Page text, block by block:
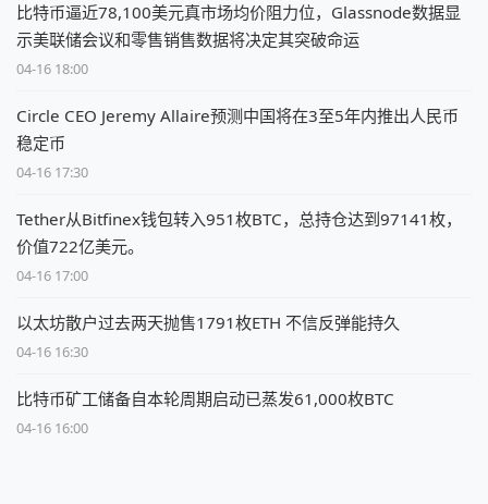
比特币逼近78,100美元真市场均价阻力位，Glassnode数据显
示美联储会议和零售销售数据将决定其突破命运
04-16 18:00
Circle CEO Jeremy Allaire预测中国将在3至5年内推出人民币
稳定币
04-16 17:30
Tether从Bitfinex钱包转入951枚BTC，总持仓达到97141枚，
价值722亿美元。
04-16 17:00
以太坊散户过去两天抛售1791枚ETH 不信反弹能持久
04-16 16:30
比特币矿工储备自本轮周期启动已蒸发61,000枚BTC
04-16 16:00